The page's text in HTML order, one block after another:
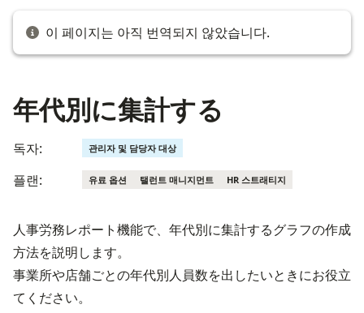
이 페이지는 아직 번역되지 않았습니다.
年代別に集計する
독자: 관리자 및 담당자 대상
플랜: 유료 옵션 탤런트 매니지먼트 HR 스트래티지
人事労務レポート機能で、年代別に集計するグラフの作成
方法を説明します。
事業所や店舗ごとの年代別人員数を出したいときにお役立
てください。